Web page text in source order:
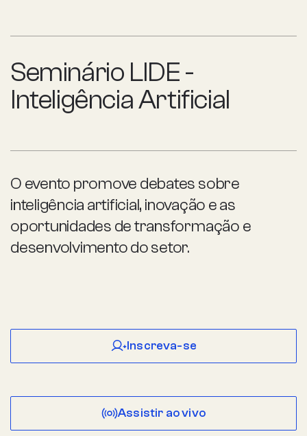
Seminário LIDE -
Inteligência Artificial
O evento promove debates sobre
inteligência artificial, inovação e as
oportunidades de transformação e
desenvolvimento do setor.
Inscreva-se
Assistir ao vivo